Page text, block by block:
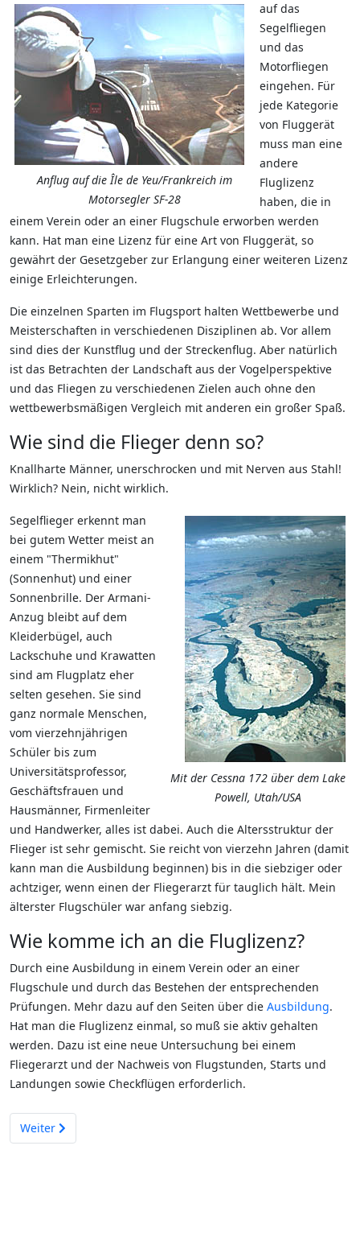
Anflug auf die Île de Yeu/Frankreich im
Motorsegler SF-28
auf das
Segelfliegen
und das
Motorfliegen
eingehen. Für
jede Kategorie
von Fluggerät
muss man eine
andere
Fluglizenz
haben, die in
einem Verein oder an einer Flugschule erworben werden
kann. Hat man eine Lizenz für eine Art von Fluggerät, so
gewährt der Gesetzgeber zur Erlangung einer weiteren Lizenz
einige Erleichterungen.
Die einzelnen Sparten im Flugsport halten Wettbewerbe und
Meisterschaften in verschiedenen Disziplinen ab. Vor allem
sind dies der Kunstflug und der Streckenflug. Aber natürlich
ist das Betrachten der Landschaft aus der Vogelperspektive
und das Fliegen zu verschiedenen Zielen auch ohne den
wettbewerbsmäßigen Vergleich mit anderen ein großer Spaß.
Wie sind die Flieger denn so?
Knallharte Männer, unerschrocken und mit Nerven aus Stahl!
Wirklich? Nein, nicht wirklich.
Mit der Cessna 172 über dem Lake
Powell, Utah/USA
Segelflieger erkennt man
bei gutem Wetter meist an
einem "Thermikhut"
(Sonnenhut) und einer
Sonnenbrille. Der Armani-
Anzug bleibt auf dem
Kleiderbügel, auch
Lackschuhe und Krawatten
sind am Flugplatz eher
selten gesehen. Sie sind
ganz normale Menschen,
vom vierzehnjährigen
Schüler bis zum
Universitätsprofessor,
Geschäftsfrauen und
Hausmänner, Firmenleiter
und Handwerker, alles ist dabei. Auch die Altersstruktur der
Flieger ist sehr gemischt. Sie reicht von vierzehn Jahren (damit
kann man die Ausbildung beginnen) bis in die siebziger oder
achtziger, wenn einen der Fliegerarzt für tauglich hält. Mein
älterster Flugschüler war anfang siebzig.
Wie komme ich an die Fluglizenz?
Durch eine Ausbildung in einem Verein oder an einer
Flugschule und durch das Bestehen der entsprechenden
Prüfungen. Mehr dazu auf den Seiten über die Ausbildung.
Hat man die Fluglizenz einmal, so muß sie aktiv gehalten
werden. Dazu ist eine neue Untersuchung bei einem
Fliegerarzt und der Nachweis von Flugstunden, Starts und
Landungen sowie Checkflügen erforderlich.
Nächster Beitrag: Segelfliegen
Weiter